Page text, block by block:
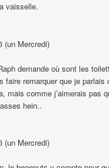
vaisselle.
(un Mercredi)
demande où sont les
faire remarquer que je parlais
mais comme j’aimerais pas
hein..
(un Mercredi)